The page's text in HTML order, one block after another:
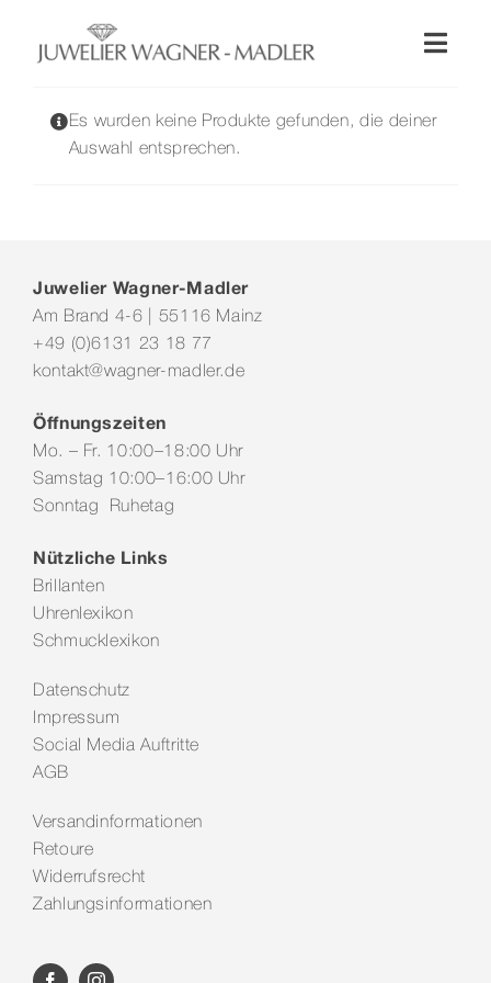
springen
Wellendorff
Service & Leistungen
Es wurden keine Produkte gefunden, die deiner
Auswahl entsprechen.
Juwelier Wagner-Madler
Am Brand 4-6 | 55116 Mainz
+49 (0)6131 23 18 77
kontakt@wagner-madler.de
Öffnungszeiten
Mo. – Fr. 10:00–18:00 Uhr
Samstag 10:00–16:00 Uhr
Sonntag Ruhetag
Nützliche Links
Brillanten
Uhrenlexikon
Schmucklexikon
Datenschutz
Impressum
Social Media Auftritte
AGB
Versandinformationen
Retoure
Widerrufsrecht
Zahlungsinformationen